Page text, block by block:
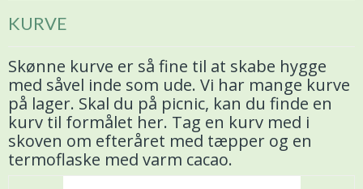
KURVE
Skønne kurve er så fine til at skabe hygge
med såvel inde som ude. Vi har mange kurve
på lager. Skal du på picnic, kan du finde en
kurv til formålet her. Tag en kurv med i
skoven om efteråret med tæpper og en
termoflaske med varm cacao.